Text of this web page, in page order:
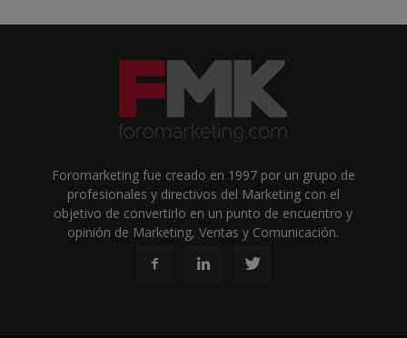
Foromarketing fue creado en 1997 por un grupo de
profesionales y directivos del Marketing con el
objetivo de convertirlo en un punto de encuentro y
opinión de Marketing, Ventas y Comunicación.